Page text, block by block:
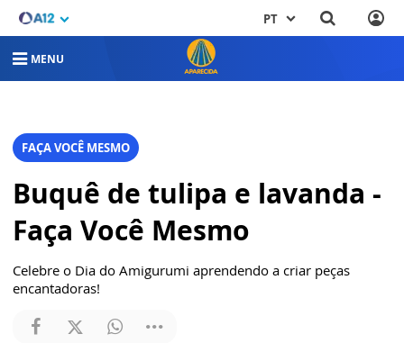
PT
MENU
FAÇA VOCÊ MESMO
Buquê de tulipa e lavanda -
Faça Você Mesmo
Celebre o Dia do Amigurumi aprendendo a criar peças
encantadoras!